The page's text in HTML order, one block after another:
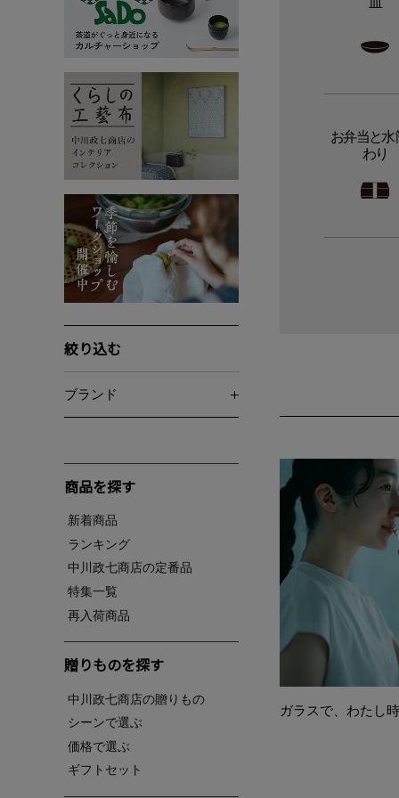
絞り込む
ブランド
商品を探す
新着商品
ランキング
中川政七商店の定番品
特集一覧
再入荷商品
贈りものを探す
中川政七商店の贈りもの
シーンで選ぶ
価格で選ぶ
ギフトセット
お弁当と水
わり
ガラスで、わたし